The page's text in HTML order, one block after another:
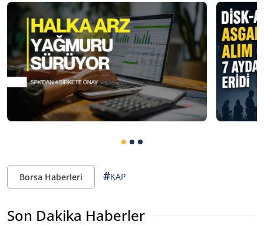
Borsa Haberleri #KAP
Son Dakika Haberler